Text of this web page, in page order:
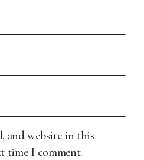
and website in this
time I comment.